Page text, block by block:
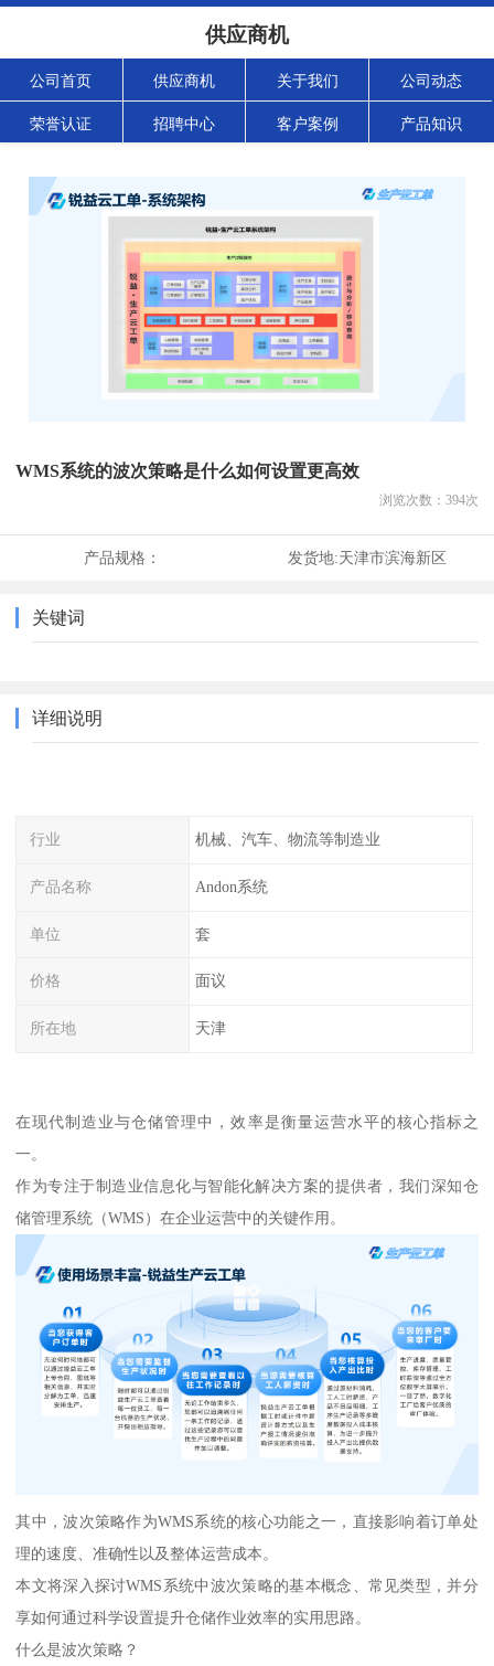
供应商机
公司首页 供应商机 关于我们 公司动态
荣誉认证 招聘中心 客户案例 产品知识
WMS系统的波次策略是什么如何设置更高效
浏览次数： 394次
产品规格： 发货地:天津市滨海新区
关键词
详细说明
行业 机械、汽车、物流等制造业
产品名称 Andon系统
单位 套
价格 面议
所在地 天津
在现代制造业与仓储管理中，效率是衡量运营水平的核心指标之
一。
作为专注于制造业信息化与智能化解决方案的提供者，我们深知仓
储管理系统（WMS）在企业运营中的关键作用。
其中，波次策略作为WMS系统的核心功能之一，直接影响着订单处
理的速度、准确性以及整体运营成本。
本文将深入探讨WMS系统中波次策略的基本概念、常见类型，并分
享如何通过科学设置提升仓储作业效率的实用思路。
什么是波次策略？